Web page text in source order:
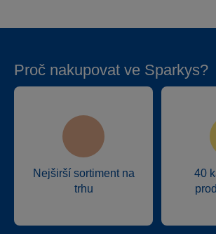
Proč nakupovat ve Sparkys?
Nejširší sortiment na
trhu
40